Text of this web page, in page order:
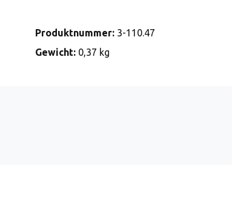
Produktnummer: 3-110.47
Gewicht: 0,37 kg